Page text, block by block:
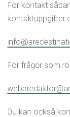
För kontakt
kontaktuppgifter
För frågor som
Du kan också